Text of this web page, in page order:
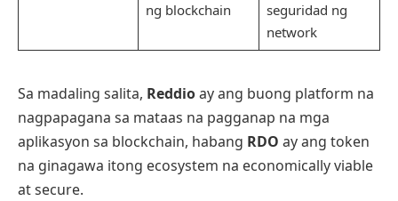
ng blockchain
seguridad ng
network
Sa madaling salita, Reddioay ang buong platform na
nagpapagana sa mataas na pagganap na mga
aplikasyon sa blockchain, habang RDO ay ang token
na ginagawa itong ecosystem na economically viable
at secure.